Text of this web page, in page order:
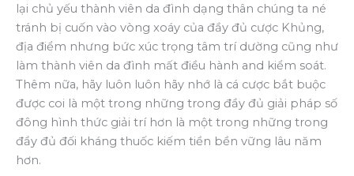
lại chủ yếu thành viên da đình dạng thân chúng ta né
tránh bị cuốn vào vòng xoáy của đầy đủ cược Khủng,
địa điểm nhưng bức xúc trọng tâm trí dường cũng như
làm thành viên da đình mất điều hành and kiểm soát.
Thêm nữa, hãy luôn luôn hãy nhớ là cá cược bắt buộc
được coi là một trong những trong đầy đủ giải pháp số
đông hình thức giải trí hơn là một trong những trong
đầy đủ đối kháng thuốc kiếm tiền bền vững lâu năm
hơn.